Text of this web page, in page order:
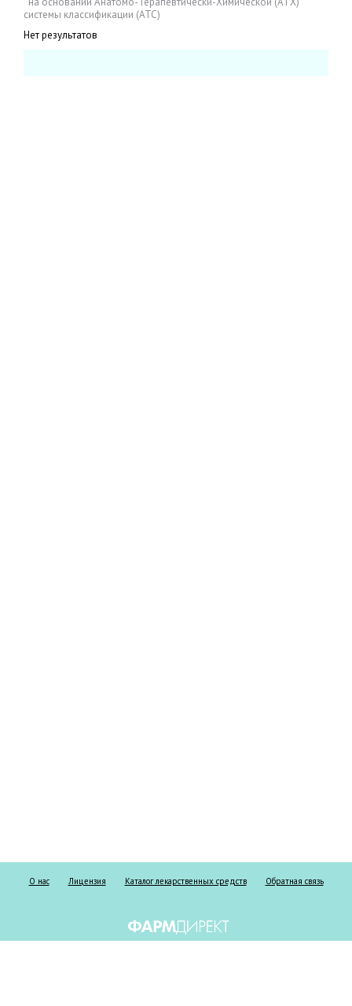
системы классификации (АТС)
Нет результатов
О нас Лицензия Каталог лекарственных средств Обратная связь